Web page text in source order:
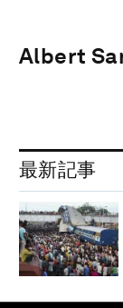
Albert
最新記事